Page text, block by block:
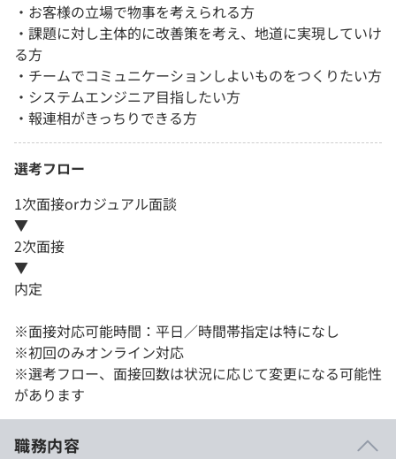
・お客様の立場で物事を考えられる方
・課題に対し主体的に改善策を考え、地道に実現していけ
る方
・チームでコミュニケーションしよいものをつくりたい方
・システムエンジニア目指したい方
・報連相がきっちりできる方
選考フロー
1次面接orカジュアル面談
▼
2次面接
▼
内定
※面接対応可能時間：平日／時間帯指定は特になし
※初回のみオンライン対応
※選考フロー、面接回数は状況に応じて変更になる可能性
があります
職務内容